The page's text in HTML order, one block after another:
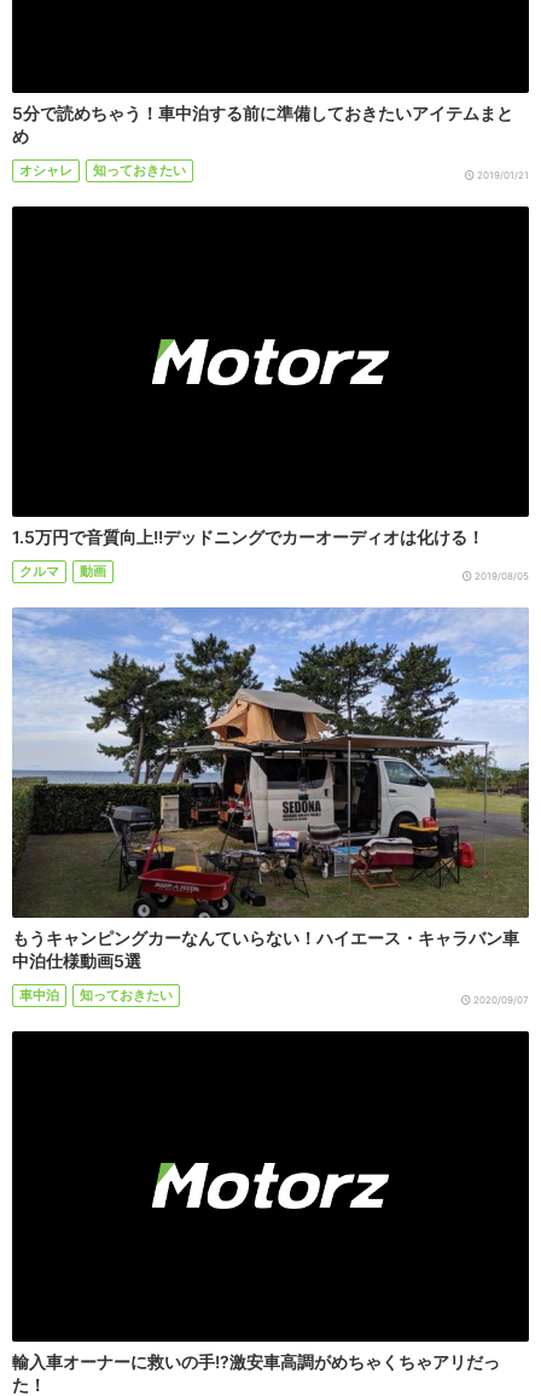
5分で読めちゃう！車中泊する前に準備しておきたいアイテムまと
め
オシャレ 知っておきたい 2019/01/21
1.5万円で音質向上!!デッドニングでカーオーディオは化ける！
クルマ 動画 2019/08/05
もうキャンピングカーなんていらない！ハイエース・キャラバン車
中泊仕様動画5選
車中泊 知っておきたい 2020/09/07
輸入車オーナーに救いの手!?激安車高調がめちゃくちゃアリだっ
た！